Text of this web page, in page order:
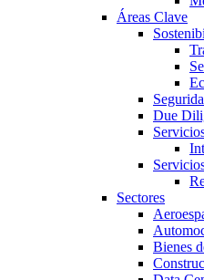
Áreas Clave
Due
Sectores
Bienes